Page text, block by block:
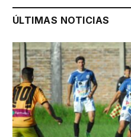
ÚLTIMAS NOTICIAS